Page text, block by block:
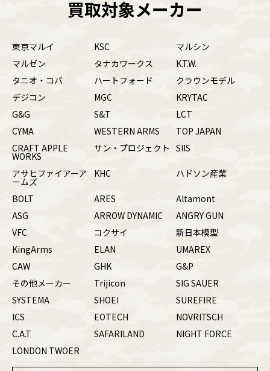
買取対象メーカー
東京マルイ KSC
マルシン
マルゼン
タナカワークス
K.T.W.
タニオ・コバ
ハートフォード
クラウンモデル
デジコン
MGC
KRYTAC
G&G
S&T
LCT
CYMA
WESTERN ARMS
TOP JAPAN
CRAFT APPLE
WORKS
サン・プロジェクト SIIS
アサヒファイアーア
ームズ
KHC ハドソン産業
BOLT ARES
Altamont
ASG
ARROW DYNAMIC
ANGRY GUN
VFC
コクサイ
新日本模型
KingArms
ELAN
UMAREX
CAW
GHK
G&P
その他メーカー
Trijicon
SIG SAUER
SYSTEMA
SHOEI
SUREFIRE
ICS
EOTECH
NOVRITSCH
C.A.T
SAFARILAND
NIGHT FORCE
LONDON TWOER